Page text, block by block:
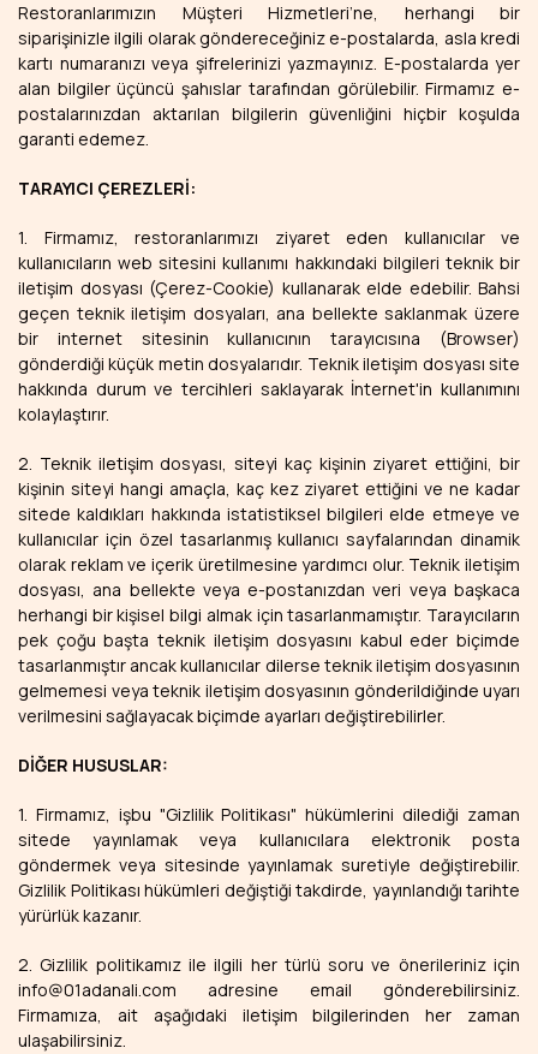
Restoranlarımızın Müşteri Hizmetleri’ne, herhangi bir
siparişinizle ilgili olarak göndereceğiniz e-postalarda, asla kredi
kartı numaranızı veya şifrelerinizi yazmayınız. E-postalarda yer
alan bilgiler üçüncü şahıslar tarafından görülebilir. Firmamız e-
postalarınızdan aktarılan bilgilerin güvenliğini hiçbir koşulda
garanti edemez.
TARAYICI ÇEREZLERİ:
1. Firmamız, restoranlarımızı ziyaret eden kullanıcılar ve
kullanıcıların web sitesini kullanımı hakkındaki bilgileri teknik bir
iletişim dosyası (Çerez-Cookie) kullanarak elde edebilir. Bahsi
geçen teknik iletişim dosyaları, ana bellekte saklanmak üzere
bir internet sitesinin kullanıcının tarayıcısına (Browser)
gönderdiği küçük metin dosyalarıdır. Teknik iletişim dosyası site
hakkında durum ve tercihleri saklayarak İnternet'in kullanımını
kolaylaştırır.
2. Teknik iletişim dosyası, siteyi kaç kişinin ziyaret ettiğini, bir
kişinin siteyi hangi amaçla, kaç kez ziyaret ettiğini ve ne kadar
sitede kaldıkları hakkında istatistiksel bilgileri elde etmeye ve
kullanıcılar için özel tasarlanmış kullanıcı sayfalarından dinamik
olarak reklam ve içerik üretilmesine yardımcı olur. Teknik iletişim
dosyası, ana bellekte veya e-postanızdan veri veya başkaca
herhangi bir kişisel bilgi almak için tasarlanmamıştır. Tarayıcıların
pek çoğu başta teknik iletişim dosyasını kabul eder biçimde
tasarlanmıştır ancak kullanıcılar dilerse teknik iletişim dosyasının
gelmemesi veya teknik iletişim dosyasının gönderildiğinde uyarı
verilmesini sağlayacak biçimde ayarları değiştirebilirler.
DİĞER HUSUSLAR:
1. Firmamız, işbu "Gizlilik Politikası" hükümlerini dilediği zaman
sitede yayınlamak veya kullanıcılara elektronik posta
göndermek veya sitesinde yayınlamak suretiyle değiştirebilir.
Gizlilik Politikası hükümleri değiştiği takdirde, yayınlandığı tarihte
yürürlük kazanır.
2. Gizlilik politikamız ile ilgili her türlü soru ve önerileriniz için
info@01adanali.com adresine email gönderebilirsiniz.
Firmamıza, ait aşağıdaki iletişim bilgilerinden her zaman
ulaşabilirsiniz.